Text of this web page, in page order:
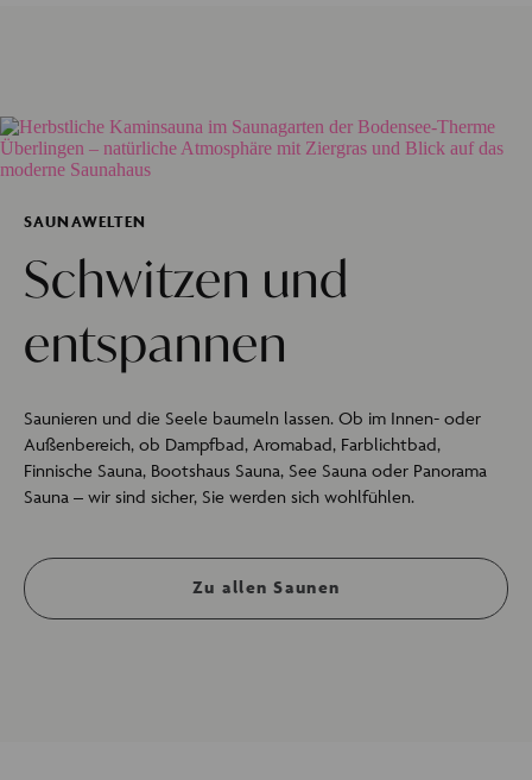
SAUNAWELTEN
Schwitzen und
entspannen
Saunieren und die Seele baumeln lassen. Ob im Innen- oder
Außenbereich, ob Dampfbad, Aromabad, Farblichtbad,
Finnische Sauna, Bootshaus Sauna, See Sauna oder Panorama
Sauna – wir sind sicher, Sie werden sich wohlfühlen.
Zu allen Saunen